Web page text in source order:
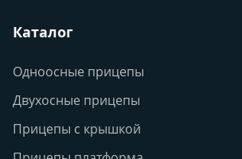
Каталог
Одноосные прицепы
Двухосные прицепы
Прицепы с крышкой